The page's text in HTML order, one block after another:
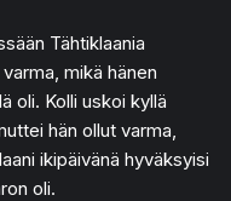
Tähtiklaania
mikä hänen
oli. Kolli uskoi kyllä
hän ollut varma,
ikipäivänä hyväksyisi
oli.